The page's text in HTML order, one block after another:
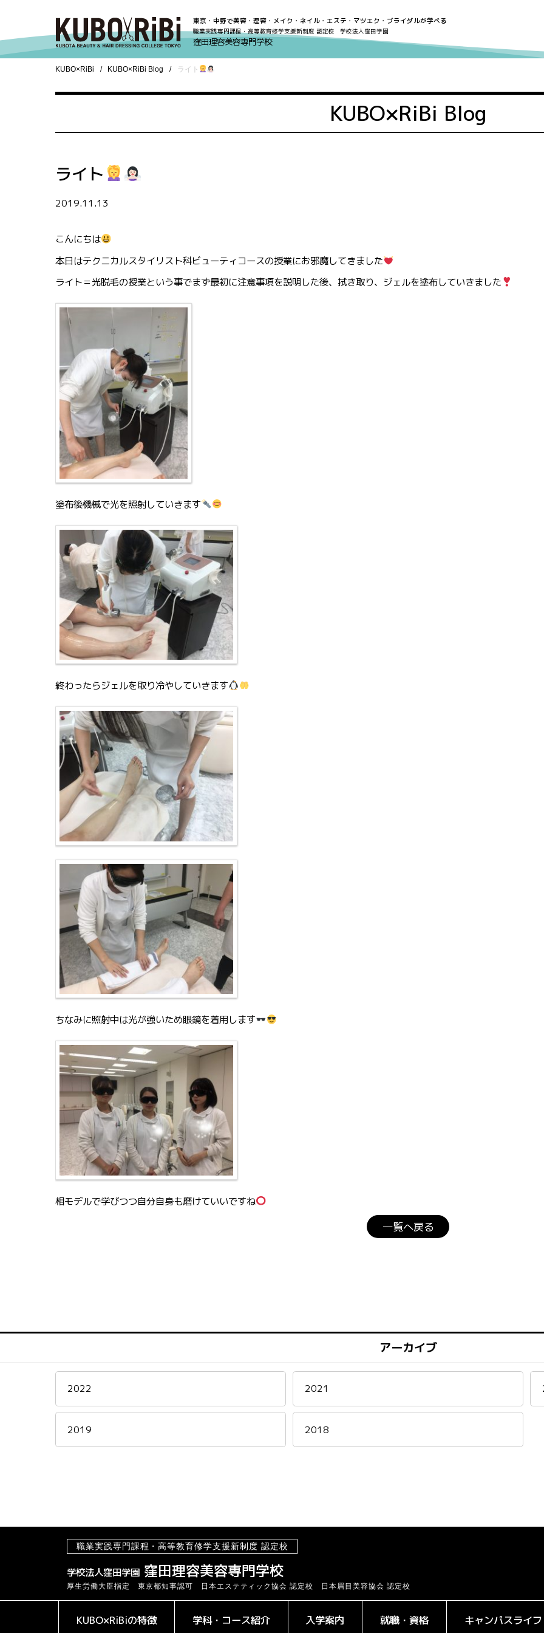
東京・中野で美容・理容・メイク・ネイル・エステ・マツエク・ブライダルが学べる
職業実践専門課程・高等教育修学支援新制度 認定校 学校法人窪田学園
窪田理容美容専門学校
KUBO×RiBi KUBO×RiBi Blog ライト
KUBO×RiBi Blog
ライト
2019.11.13
こんにちは
本日はテクニカルスタイリスト科ビューティコースの授業にお邪魔してきました
ライト＝光脱毛の授業という事でまず最初に注意事項を説明した後、拭き取り、ジェルを塗布していきました
塗布後機械で光を照射していきます
終わったらジェルを取り冷やしていきます
ちなみに照射中は光が強いため眼鏡を着用します
相モデルで学びつつ自分自身も磨けていいですね
一覧へ戻る
アーカイブ
2022 2021
2019 2018
職業実践専門課程・高等教育修学支援新制度 認定校
学校法人窪田学園 窪田理容美容専門学校
厚生労働大臣指定 東京都知事認可 日本エステティック協会 認定校 日本眉目美容協会 認定校
KUBO×RiBiの特徴 学科・コース紹介 入学案内 就職・資格 キャンパスライフ